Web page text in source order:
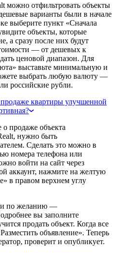
можно отфильтровать объекты
варианты были в начале
выберите пункт «Сначала
объекты, которые
а сразу после них будут
— от дешевых к
ценовой диапазон. Для
выставьте минимальную и
выбрать любую валюту —
российские рубли.
квартиры улучшенной
о продаже объекта
нужно быть
Сделать это можно в
номера телефона или
войти на сайт через
аккаунт, нажмите на желтую
в правом верхнем углу
(и по желанию —
вы заполните
продать объект. Когда все
объявление». Теперь
проверит и опубликует.